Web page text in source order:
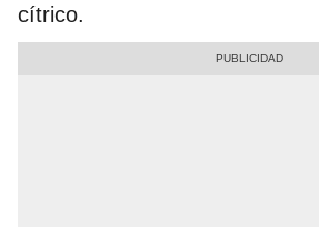
cítrico.